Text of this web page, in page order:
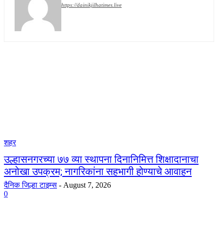
https://dainikjilhatimes.live
शहर
उल्हासनगरच्या ७७ व्या स्थापना दिनानिमित्त शिक्षादानाचा
अनोखा उपक्रम; नागरिकांना सहभागी होण्याचे आवाहन
दैनिक जिल्हा टाइम्स - August 7, 2026
0